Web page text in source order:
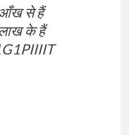
आँख से हैं
लाख के हैं